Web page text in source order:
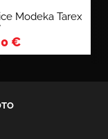
Modeka Tarex
€